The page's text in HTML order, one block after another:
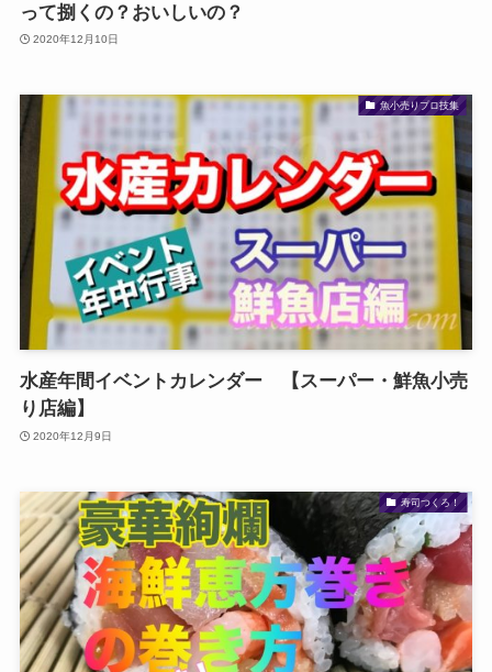
って捌くの？おいしいの？
2020年12月10日
魚小売りプロ技集
水産年間イベントカレンダー 【スーパー・鮮魚小売
り店編】
2020年12月9日
寿司つくろ！